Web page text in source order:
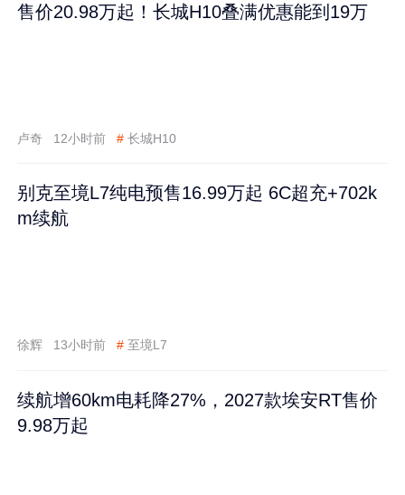
售价20.98万起！长城H10叠满优惠能到19万
卢奇 12小时前 # 长城H10
别克至境L7纯电预售16.99万起 6C超充+702k
m续航
徐辉 13小时前 # 至境L7
续航增60km电耗降27%，2027款埃安RT售价
9.98万起